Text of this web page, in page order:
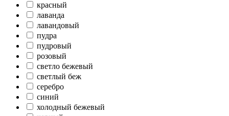
красный
лаванда
лавандовый
пудра
пудровый
розовый
светло бежевый
светлый беж
серебро
синий
холодный бежевый